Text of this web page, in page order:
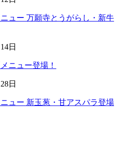
ュー 万願寺とうがらし・新牛
日
ニュー登場！
日
ュー 新玉葱・甘アスパラ登場